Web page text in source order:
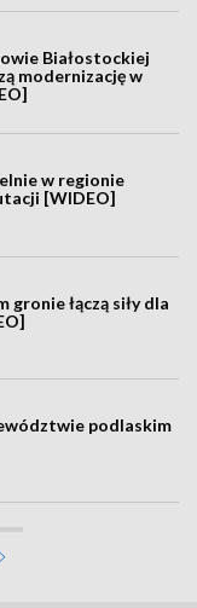
Białostockiej
modernizację w
w regionie
[WIDEO]
łączą siły dla
podlaskim